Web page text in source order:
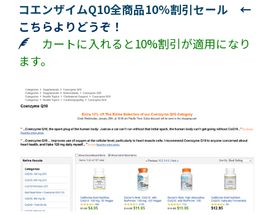
コエンザイムQ10全商品10%割引セール
←
こちらよりどうぞ！
カートに入れると10%割引が適用になり
ます。